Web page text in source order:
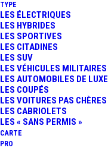
TYPE
LES ÉLECTRIQUES
LES HYBRIDES
LES SPORTIVES
LES CITADINES
LES SUV
LES VÉHICULES MILITAIRES
LES AUTOMOBILES DE LUXE
LES COUPÉS
LES VOITURES PAS CHÈRES
LES CABRIOLETS
LES « SANS PERMIS »
CARTE
PRO